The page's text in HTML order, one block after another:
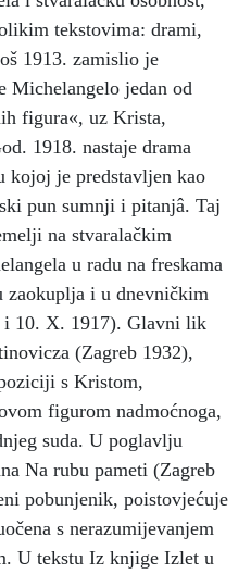
tekstovima: drami,
1913. zamislio je
Michelangelo jedan od
figura«, uz Krista,
1918. nastaje drama
kojoj je predstavljen kao
pun sumnji i pitanjâ. Taj
na stvaralačkim
u radu na freskama
zaokuplja i u dnevničkim
i 10. X. 1917). Glavni lik
(Zagreb 1932),
s Kristom,
figurom nadmoćnoga,
suda. U poglavlju
Na rubu pameti (Zagreb
pobunjenik, poistovjećuje
s nerazumijevanjem
U tekstu Iz knjige Izlet u